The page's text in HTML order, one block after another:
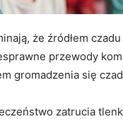
że źródłem
przewody
gromadzenia się
zatrucia